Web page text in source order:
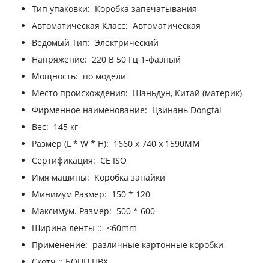
Тип упаковки: Коробка запечатывания
Автоматическая Класс: Автоматическая
Ведомый Тип: Электрический
Напряжение: 220 В 50 Гц 1-фазный
Мощность: по модели
Место происхождения: Шаньдун, Китай (материк)
Фирменное наименование: Цзинань Dongtai
Вес: 145 кг
Размер (L * W * H): 1660 х 740 х 1590MM
Сертификация: CE ISO
Имя машины: Коробка запайки
Минимум Размер: 150 * 120
Максимум. Размер: 500 * 600
Ширина ленты :: ≤60mm
Применение: различные картонные коробки